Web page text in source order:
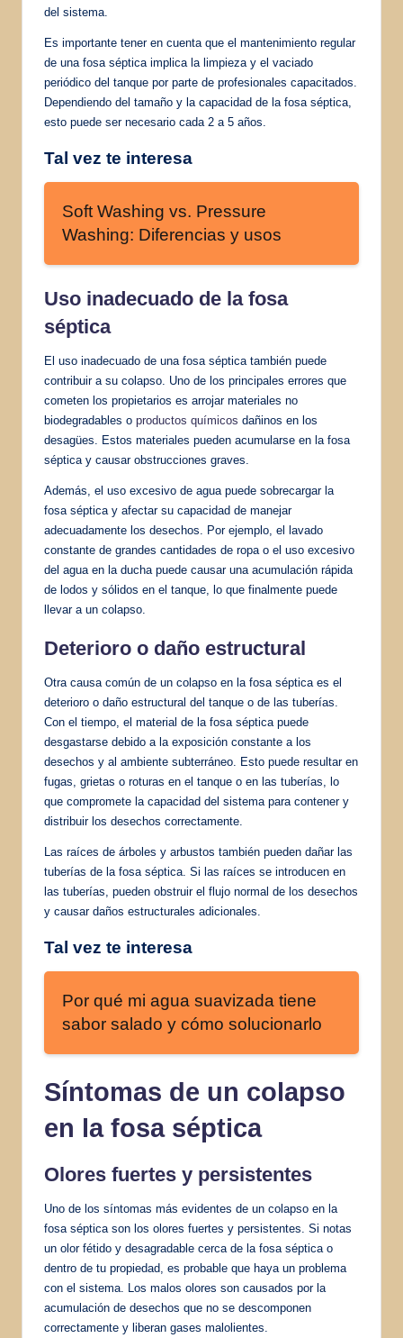
del sistema.
Es importante tener en cuenta que el mantenimiento regular
de una fosa séptica implica la limpieza y el vaciado
periódico del tanque por parte de profesionales capacitados.
Dependiendo del tamaño y la capacidad de la fosa séptica,
esto puede ser necesario cada 2 a 5 años.
Tal vez te interesa
Soft Washing vs. Pressure
Washing: Diferencias y usos
Uso inadecuado de la fosa
séptica
El uso inadecuado de una fosa séptica también puede
contribuir a su colapso. Uno de los principales errores que
cometen los propietarios es arrojar materiales no
biodegradables o productos químicos dañinos en los
desagües. Estos materiales pueden acumularse en la fosa
séptica y causar obstrucciones graves.
Además, el uso excesivo de agua puede sobrecargar la
fosa séptica y afectar su capacidad de manejar
adecuadamente los desechos. Por ejemplo, el lavado
constante de grandes cantidades de ropa o el uso excesivo
del agua en la ducha puede causar una acumulación rápida
de lodos y sólidos en el tanque, lo que finalmente puede
llevar a un colapso.
Deterioro o daño estructural
Otra causa común de un colapso en la fosa séptica es el
deterioro o daño estructural del tanque o de las tuberías.
Con el tiempo, el material de la fosa séptica puede
desgastarse debido a la exposición constante a los
desechos y al ambiente subterráneo. Esto puede resultar en
fugas, grietas o roturas en el tanque o en las tuberías, lo
que compromete la capacidad del sistema para contener y
distribuir los desechos correctamente.
Las raíces de árboles y arbustos también pueden dañar las
tuberías de la fosa séptica. Si las raíces se introducen en
las tuberías, pueden obstruir el flujo normal de los desechos
y causar daños estructurales adicionales.
Tal vez te interesa
Por qué mi agua suavizada tiene
sabor salado y cómo solucionarlo
Síntomas de un colapso
en la fosa séptica
Olores fuertes y persistentes
Uno de los síntomas más evidentes de un colapso en la
fosa séptica son los olores fuertes y persistentes. Si notas
un olor fétido y desagradable cerca de la fosa séptica o
dentro de tu propiedad, es probable que haya un problema
con el sistema. Los malos olores son causados ​​por la
acumulación de desechos que no se descomponen
correctamente y liberan gases malolientes.